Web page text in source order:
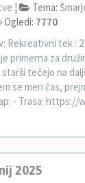
¦ Tema:
Ogledi: 7770
Rekreativni tek :
primerna za
tečejo na
se meri čas,
- Trasa: https://
2025